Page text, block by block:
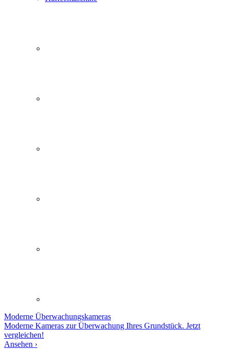
Moderne Überwachungskameras
Moderne Kameras zur Überwachung Ihres Grundstück. Jetzt
vergleichen!
Ansehen ›